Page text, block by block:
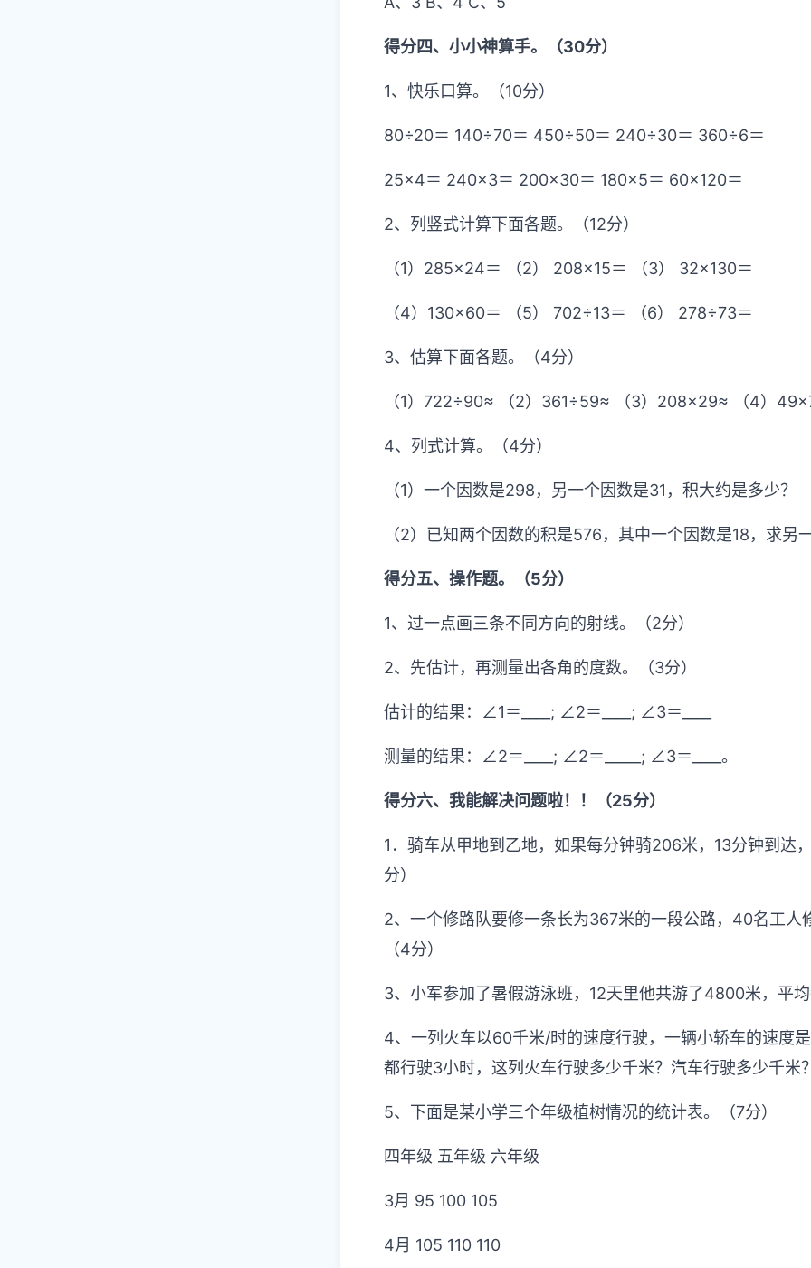
得分四、小小神算手。（30分）
1、快乐口算。（10分）
80÷20＝ 140÷70＝ 450÷50＝ 240÷30＝ 360÷6＝
25×4＝ 240×3＝ 200×30＝ 180×5＝ 60×120＝
2、列竖式计算下面各题。（12分）
（1）285×24＝ （2） 208×15＝ （3） 32×130＝
（4）130×60＝ （5） 702÷13＝ （6） 278÷73＝
3、估算下面各题。（4分）
（1）722÷90≈ （2）361÷59≈ （3）208×29≈ （4）
4、列式计算。（4分）
（1）一个因数是298，另一个因数是31，积大约是多少？
（2）已知两个因数的积是576，其中一个因数是18，求另
得分五、操作题。（5分）
1、过一点画三条不同方向的射线。（2分）
2、先估计，再测量出各角的度数。（3分）
估计的结果：∠1＝____; ∠2＝____; ∠3＝____
测量的结果：∠2＝____; ∠2＝_____; ∠3＝____。
得分六、我能解决问题啦！！（25分）
1．骑车从甲地到乙地，如果每分钟骑206米，13分钟到达
分）
2、一个修路队要修一条长为367米的一段公路，40名工人
（4分）
3、小军参加了暑假游泳班，12天里他共游了4800米，平
4、一列火车以60千米/时的速度行驶，一辆小轿车的速度
都行驶3小时，这列火车行驶多少千米？汽车行驶多少千米
5、下面是某小学三个年级植树情况的统计表。（7分）
四年级 五年级 六年级
3月 95 100 105
4月 105 110 110